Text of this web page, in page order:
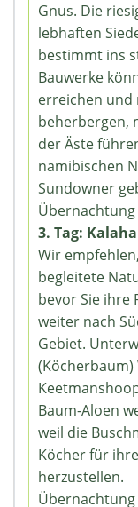
Gnus. Die
lebhaften
bestimmt ins
Bauwerke
erreichen und
beherbergen,
der Äste
namibischen
Sundowner
3. Tag:
Wir
begleitete
bevor Sie ihre
weiter nach
Gebiet.
(Köcherbaum)
Baum-Aloen
weil die
Köcher für
herzustellen.